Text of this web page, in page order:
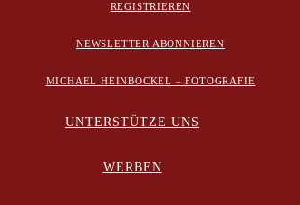
REGISTRIEREN
NEWSLETTER ABONNIEREN
MICHAEL HEINBOCKEL – FOTOGRAFIE
UNTERSTÜTZE UNS
WERBEN